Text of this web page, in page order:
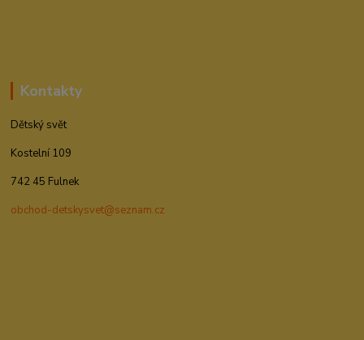
Kontakty
Dětský svět
Kostelní 109
742 45 Fulnek
obchod-detskysvet@seznam.cz